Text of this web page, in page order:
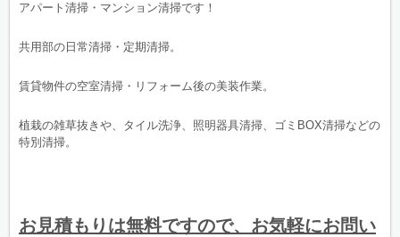
アパート清掃・マンション清掃です！
共用部の日常清掃・定期清掃。
賃貸物件の空室清掃・リフォーム後の美装作業。
植栽の雑草抜きや、タイル洗浄、照明器具清掃、ゴミBOX清掃などの
特別清掃。
お見積もりは無料ですので、お気軽にお問い